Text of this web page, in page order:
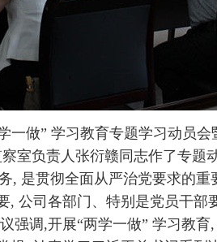
做” 学习教育专题学习动员会
室负责人张衍赣同志作了专题
, 是贯彻全面从严治党要求的重
, 公司各部门、特别是党员干部
强调,开展“两学一做” 学习教育